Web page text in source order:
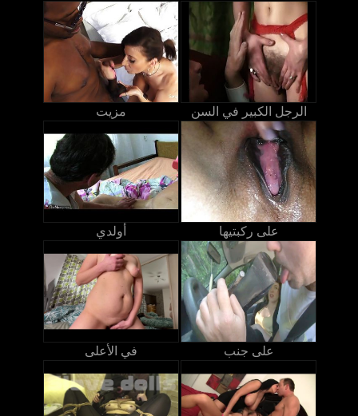
مزيت الرجل الكبير في السن
أولدي على ركبتيها
في الأعلى على جنب